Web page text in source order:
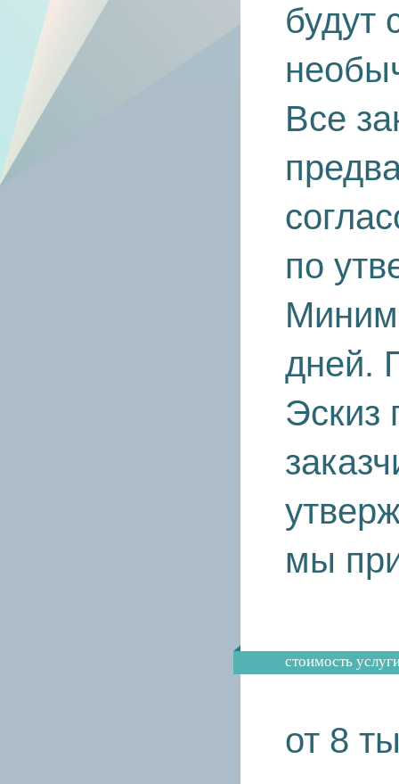
будут
Все
по
дней.
Эскиз
мы
cтоимость
от 8